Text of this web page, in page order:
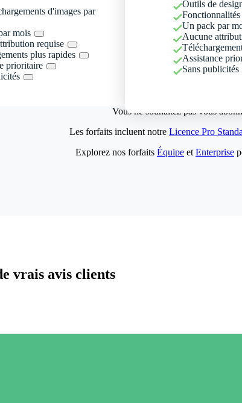
d'images par
mois
requise
plus rapides
prioritaire
Outils de
Un pack par
Aucune
Assistance
Sans publicités
Vous ne souhaitez pas vous
Les forfaits incluent notre Licence Pro
Explorez nos forfaits Équipe et Enterprise
vrais avis clients